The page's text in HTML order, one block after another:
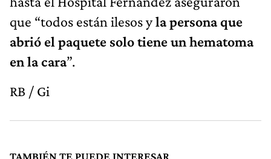
que “todos están ilesos yla persona que
abrió el paquete solo tiene un hematoma
en la cara”.
RB / Gi
TAMBIÉN TE PUEDE INTERESAR